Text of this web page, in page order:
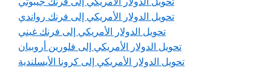
تحويل الدولار الأمريكي إلى فرنك رواندي
تحويل الدولار الأمريكي إلى فرنك غيني
تحويل الدولار الأمريكي إلى فلورين أروبيان
تحويل الدولار الأمريكي إلى كرونا الأيسلندية